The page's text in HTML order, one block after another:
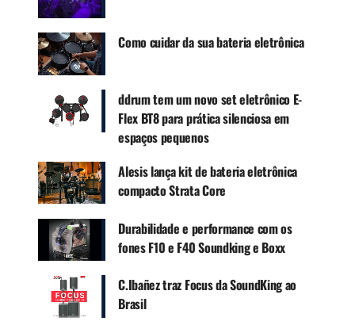
Não é à toa o enorme sucesso desse produto da
Xpro. A Orange atende bem o iniciante e o
gamer. Por isso o slogan da marca é: “A Orange é
para todo mundo”.
Como cuidar da sua bateria eletrônica
ddrum tem um novo set eletrônico E-
Flex BT8 para prática silenciosa em
espaços pequenos
Alesis lança kit de bateria eletrônica
compacto Strata Core
Durabilidade e performance com os
fones F10 e F40 Soundking e Boxx
C.Ibañez traz Focus da SoundKing ao
Brasil